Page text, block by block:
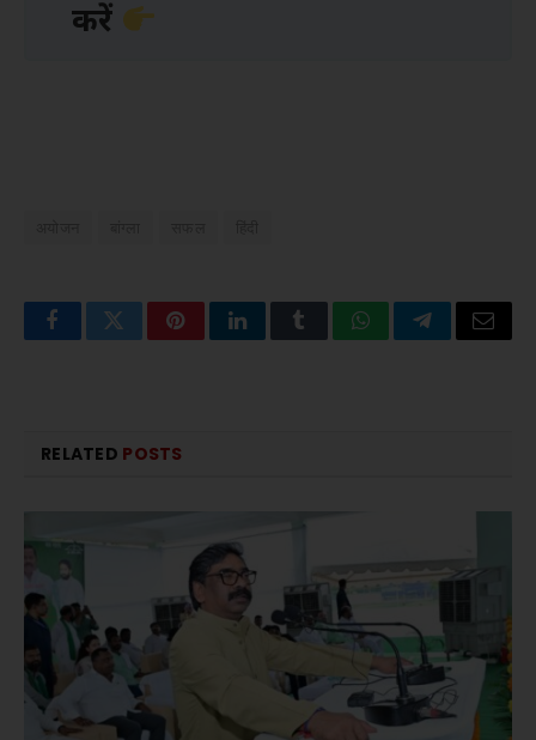
करें
FacebookTwitterPinterestLinkedInTumblrWhatsAppTelegramEmail
RELATED POSTS